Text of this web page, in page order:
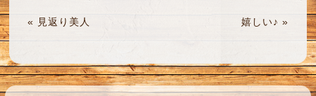
« 見返り美人 嬉しい♪ »